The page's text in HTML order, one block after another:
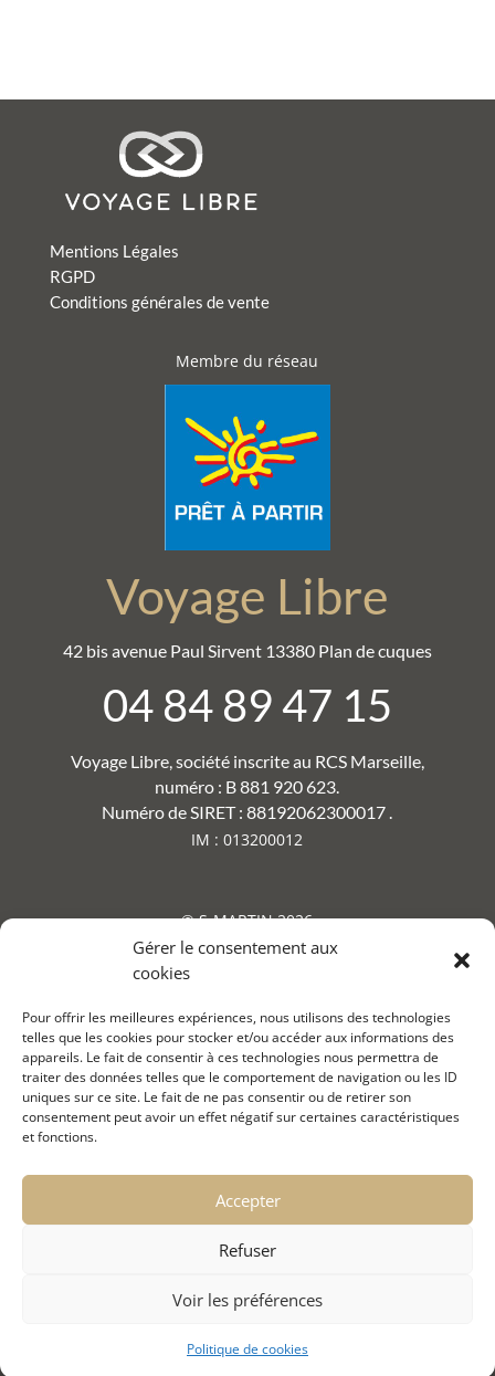
Gérer le consentement aux
cookies
Pour offrir les meilleures expériences, nous utilisons des technologies
telles que les cookies pour stocker et/ou accéder aux informations des
appareils. Le fait de consentir à ces technologies nous permettra de
traiter des données telles que le comportement de navigation ou les ID
uniques sur ce site. Le fait de ne pas consentir ou de retirer son
consentement peut avoir un effet négatif sur certaines caractéristiques
et fonctions.
Accepter
Refuser
Voir les préférences
Politique de cookies
Mentions Légales
RGPD
Conditions générales de vente
Membre du réseau
Voyage Libre
42 bis avenue Paul Sirvent 13380 Plan de cuques
04 84 89 47 15
Voyage Libre, société inscrite au RCS Marseille,
numéro : B 881 920 623.
Numéro de SIRET : 88192062300017 .
IM : 013200012
© S-MARTIN 2026